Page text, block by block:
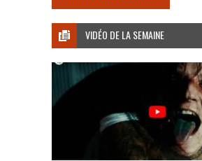
VIDÉO DE LA SEMAINE